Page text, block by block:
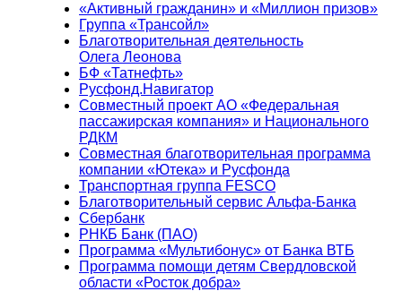
«Активный гражданин» и «Миллион призов»
Группа «Трансойл»
Благотворительная деятельность
Олега Леонова
БФ «Татнефть»
Русфонд.Навигатор
Совместный проект АО «Федеральная
пассажирская компания» и Национального
РДКМ
Совместная благотворительная программа
компании «Ютека» и Русфонда
Транспортная группа FESCO
Благотворительный сервис Альфа-Банка
Сбербанк
РНКБ Банк (ПАО)
Программа «Мультибонус» от Банка ВТБ
Программа помощи детям Свердловской
области «Росток добра»